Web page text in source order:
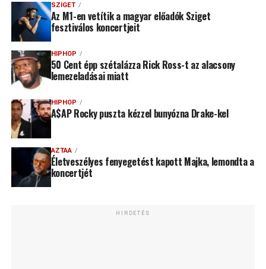
SZIGET
Az M1-en vetítik a magyar előadók Sziget
fesztiválos koncertjeit
HIPHOP
50 Cent épp szétalázza Rick Ross-t az alacsony
lemezeladásai miatt
HIPHOP
A$AP Rocky puszta kézzel bunyózna Drake-kel
AZTAA
Életveszélyes fenyegetést kapott Majka, lemondta a
koncertjét
HIRDETÉS